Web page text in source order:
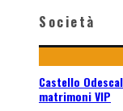
Società
Castello
matrimoni VIP